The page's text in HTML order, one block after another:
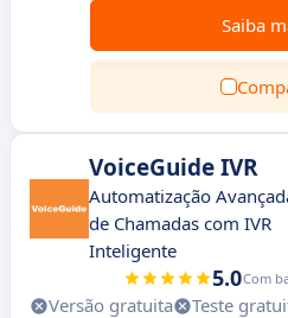
Saiba
VoiceGuide IVR
Automatização
de Chamadas com IVR
Inteligente
5.0Com
Versão gratuita Teste